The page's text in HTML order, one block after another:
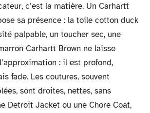
c’est la matière. Un Carhartt
sa présence : la toile cotton duck
palpable, un toucher sec, une
Carhartt Brown ne laisse
: il est profond,
fade. Les coutures, souvent
sont droites, nettes, sans
Detroit Jacket ou une Chore Coat,